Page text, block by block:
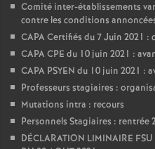
Comité inter-établissements
contre les conditions
CAPA Certifiés du 7 Juin 2021
CAPA CPE du 10 juin 2021 :
CAPA PSYEN du 10 juin 2021 :
Professeurs stagiaires :
Mutations intra : recours
Personnels Stagiaires : rentrée
DÉCLARATION LIMINAIRE